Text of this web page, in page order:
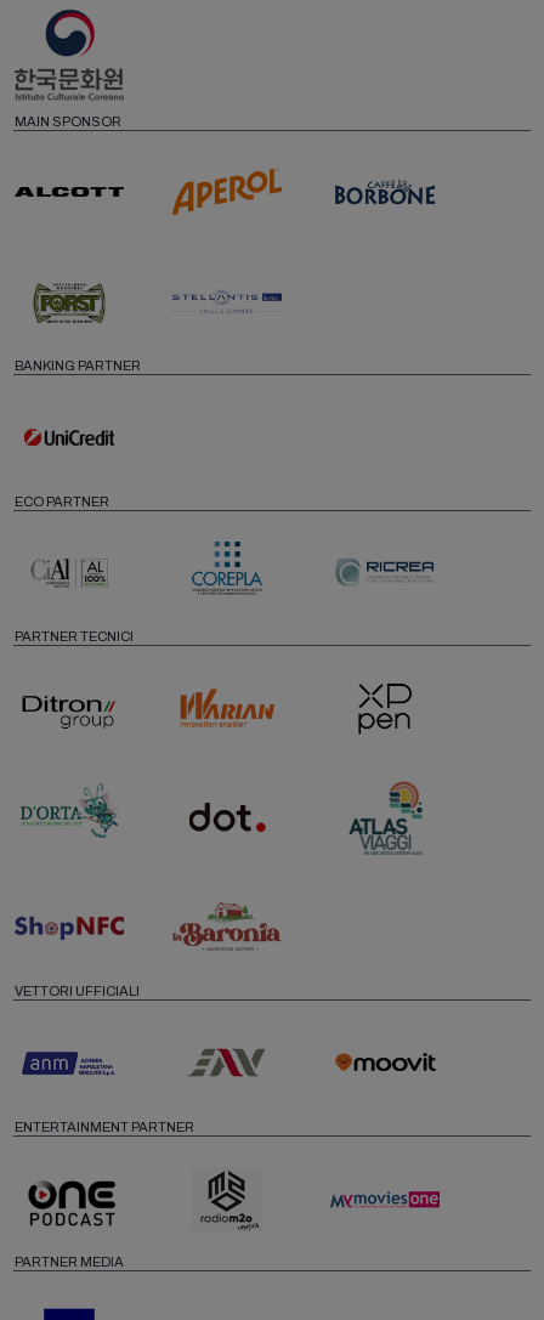
MAIN SPONSOR
BANKING PARTNER
ECO PARTNER
PARTNER TECNICI
VETTORI UFFICIALI
ENTERTAINMENT PARTNER
PARTNER MEDIA